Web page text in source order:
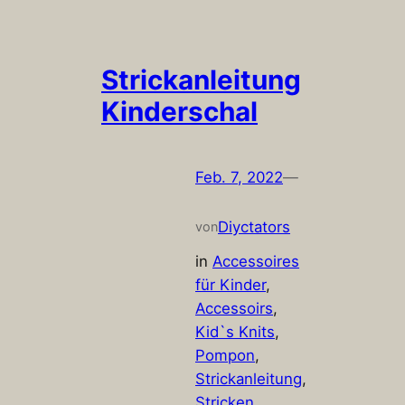
Strickanleitung
Kinderschal
Feb. 7, 2022—
vonDiyctators
in Accessoires
für Kinder
Accessoirs
Kid`s Knits
Pompon
Strickanleitung